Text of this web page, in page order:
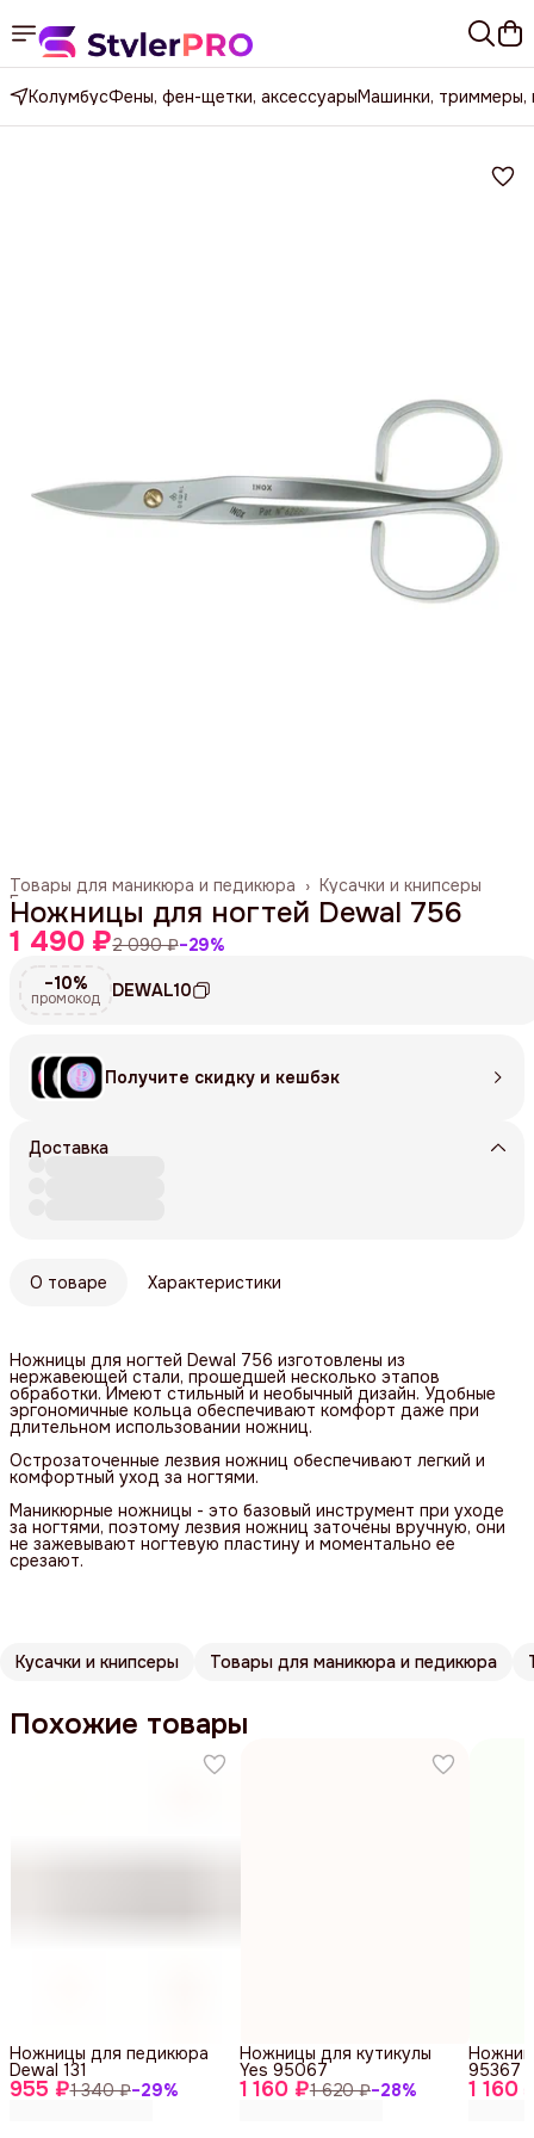
КолумбусФены, фен-щетки, аксессуарыМашинки, триммеры,
Кусачки и книпсеры
Товары для маникюра и педикюра ›
Главная
Ножницы для ногтей Dewal 756
1 490 ₽2 090 ₽−29%
−10%
промокод DEWAL10
Получите скидку и кешбэк
Доставка
О товаре Характеристики
Ножницы для ногтей Dewal 756 изготовлены из
нержавеющей стали, прошедшей несколько этапов
обработки. Имеют стильный и необычный дизайн. Удобные
эргономичные кольца обеспечивают комфорт даже при
длительном использовании ножниц.
Острозаточенные лезвия ножниц обеспечивают легкий и
комфортный уход за ногтями.
Маникюрные ножницы - это базовый инструмент при уходе
за ногтями, поэтому лезвия ножниц заточены вручную, они
не зажевывают ногтевую пластину и моментально ее
срезают.
Кусачки и книпсеры Товары для маникюра и педикюра
Похожие товары
955 ₽1 340 ₽−29%
Ножницы для педикюра
Dewal 131
1 160 ₽1 620 ₽−28%
Ножницы для кутикулы
Yes 95067
1 160
95367